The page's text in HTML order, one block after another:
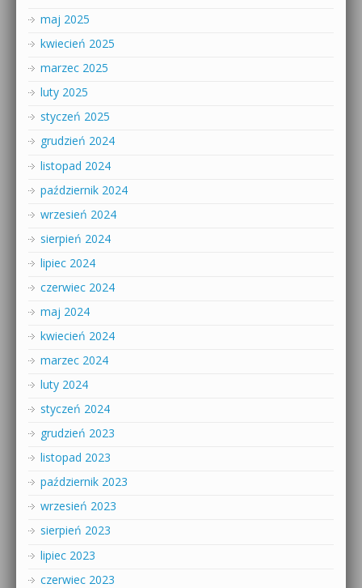
maj 2025
kwiecień 2025
marzec 2025
luty 2025
styczeń 2025
grudzień 2024
listopad 2024
październik 2024
wrzesień 2024
sierpień 2024
lipiec 2024
czerwiec 2024
maj 2024
kwiecień 2024
marzec 2024
luty 2024
styczeń 2024
grudzień 2023
listopad 2023
październik 2023
wrzesień 2023
sierpień 2023
lipiec 2023
czerwiec 2023